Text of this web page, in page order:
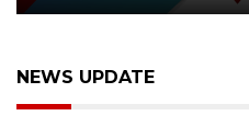
NEWS UPDATE